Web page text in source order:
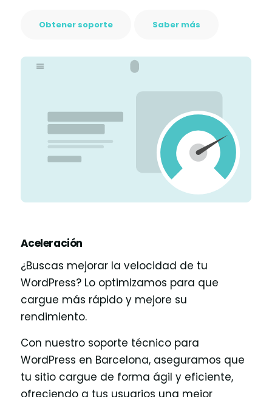
Obtener soporte Saber más
Aceleración
¿Buscas mejorar la velocidad de tu
WordPress? Lo optimizamos para que
cargue más rápido y mejore su
rendimiento.
Con nuestro soporte técnico para
WordPress en Barcelona, aseguramos que
tu sitio cargue de forma ágil y eficiente,
ofreciendo a tus usuarios una mejor